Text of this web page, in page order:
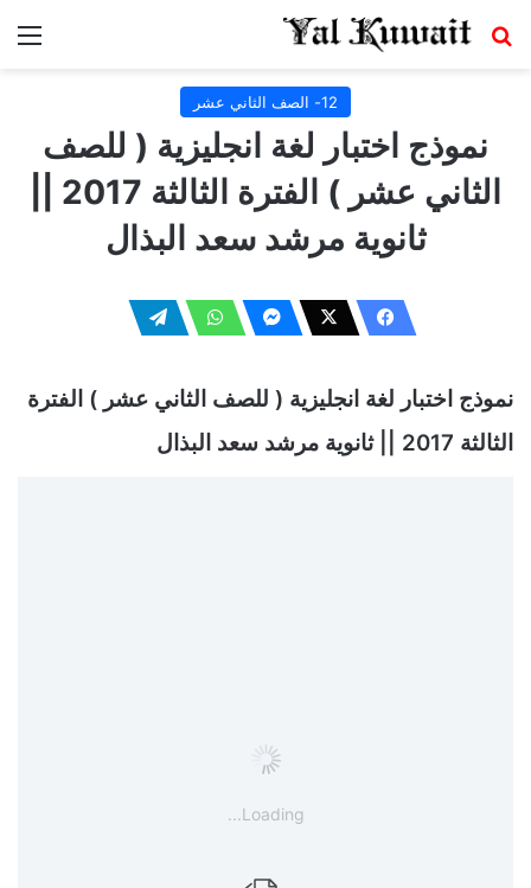
بحث عن
12- الصف الثاني عشر
نموذج اختبار لغة انجليزية ( للصف
ثانوية مرشد سعد البذال
نموذج اختبار لغة انجليزية ( للصف الثاني عشر ) الفترة
الثالثة 2017 || ثانوية مرشد سعد البذال
Loading...